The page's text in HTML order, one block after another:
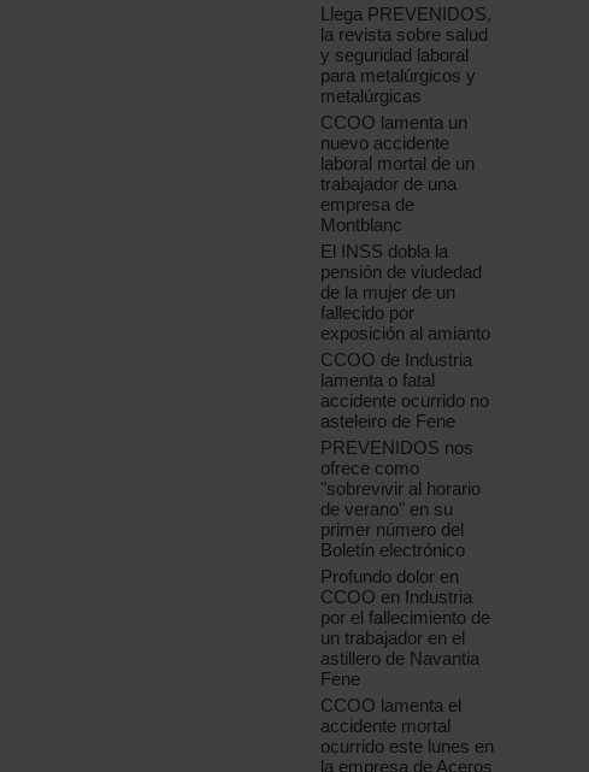
Llega PREVENIDOS,
la revista sobre salud
y seguridad laboral
para metalúrgicos y
metalúrgicas
CCOO lamenta un
nuevo accidente
laboral mortal de un
trabajador de una
empresa de
Montblanc
El INSS dobla la
pensión de viudedad
de la mujer de un
fallecido por
exposición al amianto
CCOO de Industria
lamenta o fatal
accidente ocurrido no
asteleiro de Fene
PREVENIDOS nos
ofrece como
"sobrevivir al horario
de verano" en su
primer número del
Boletín electrónico
Profundo dolor en
CCOO en Industria
por el fallecimiento de
un trabajador en el
astillero de Navantia
Fene
CCOO lamenta el
accidente mortal
ocurrido este lunes en
la empresa de Aceros